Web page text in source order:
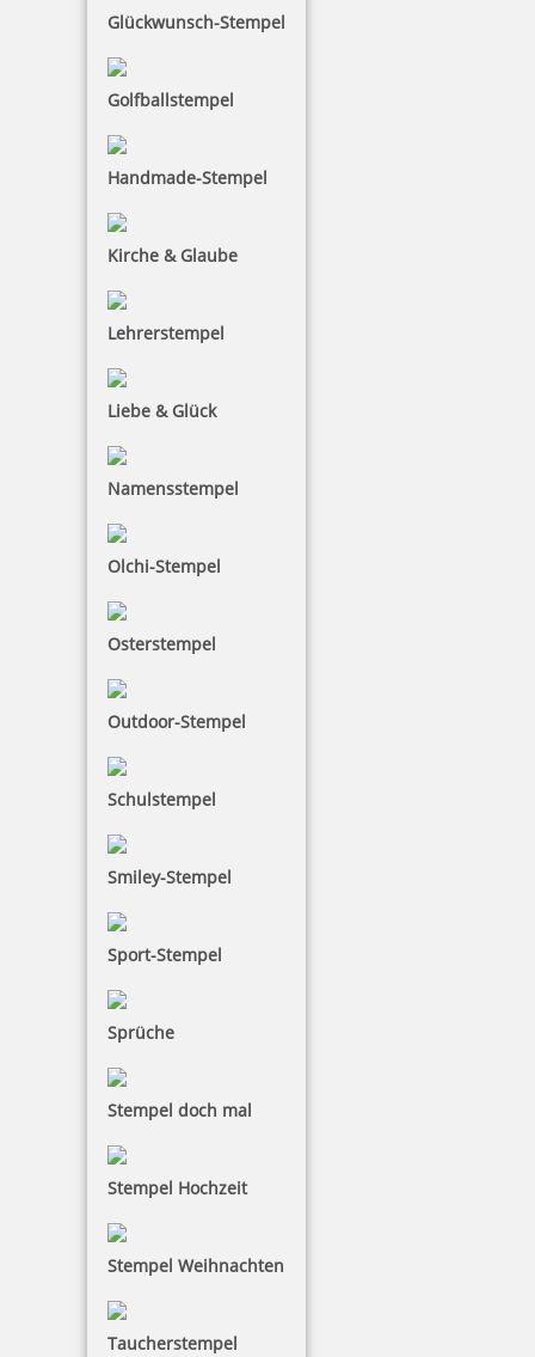
Glückwunsch-Stempel
Golfballstempel
Handmade-Stempel
Kirche & Glaube
Lehrerstempel
Liebe & Glück
Namensstempel
Olchi-Stempel
Osterstempel
Outdoor-Stempel
Schulstempel
Smiley-Stempel
Sport-Stempel
Sprüche
Stempel doch mal
Stempel Hochzeit
Stempel Weihnachten
Taucherstempel
Trodat Stempelträger 3016/M, Metall für 16 Stempel
Lanyard Schlüsselband für Stamp Mouse und Pocket Stamp
Stempelkissen, Stempelfarben, Stempelträger und
Ersatzkissen.
Farbintensität der Abdrücke schlechter weden,
benötigt man ein Ersatzkissen. Die Ersatzkissen gibt
Mit Stempelträgern liegen die Holz- oder
Datumsstempel nicht lose auf dem Schreibtisch
Schreibtisch.
Um Ihr seperates Stempelkissen für die Holz- oder
Datumsstempel wieder nachzutränken gibt es extra
Stempelfarben.